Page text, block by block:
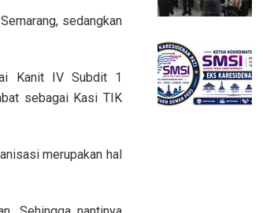
sedangkan
Kanit IV Subdit 1
sebagai Kasi TIK
merupakan hal